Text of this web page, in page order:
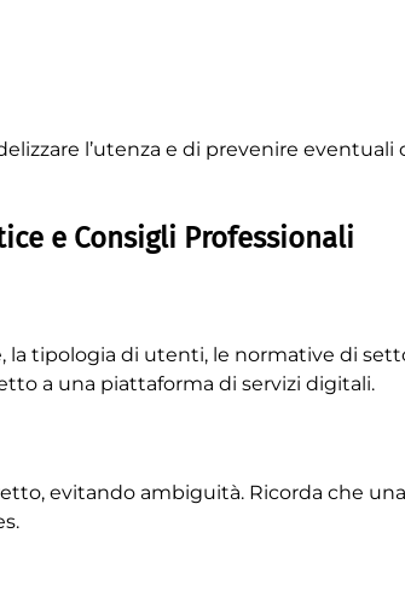
l’utenza e di prevenire eventuali
e Consigli Professionali
tipologia di utenti, le normative di
a una piattaforma di servizi digitali.
evitando ambiguità. Ricorda che